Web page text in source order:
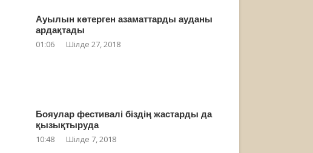
Ауылын көтерген азаматтарды ауданы
ардақтады
01:06 Шілде 27, 2018
Бояулар фестивалі біздің жастарды да
қызықтыруда
10:48 Шілде 7, 2018